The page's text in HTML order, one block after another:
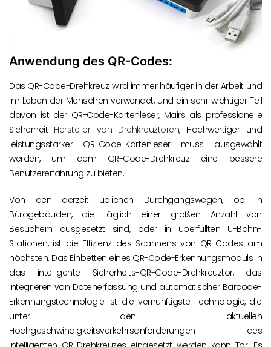
Anwendung des QR-Codes:
Das QR-Code-Drehkreuz wird immer häufiger in der Arbeit und
im Leben der Menschen verwendet, und ein sehr wichtiger Teil
davon ist der QR-Code-Kartenleser, Mairs als professionelle
Sicherheit Hersteller von Drehkreuztoren, Hochwertiger und
leistungsstarker QR-Code-Kartenleser muss ausgewählt
werden, um dem QR-Code-Drehkreuz eine bessere
Benutzererfahrung zu bieten.
Von den derzeit üblichen Durchgangswegen, ob in
Bürogebäuden, die täglich einer großen Anzahl von
Besuchern ausgesetzt sind, oder in überfüllten U-Bahn-
Stationen, ist die Effizienz des Scannens von QR-Codes am
höchsten. Das Einbetten eines QR-Code-Erkennungsmoduls in
das intelligente Sicherheits-QR-Code-Drehkreuztor, das
Integrieren von Datenerfassung und automatischer Barcode-
Erkennungstechnologie ist die vernünftigste Technologie, die
unter den aktuellen
Hochgeschwindigkeitsverkehrsanforderungen des